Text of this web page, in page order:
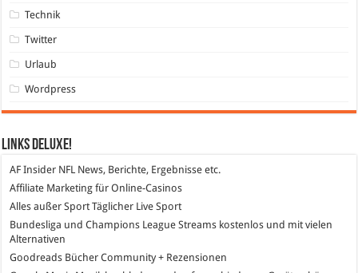
Technik
Twitter
Urlaub
Wordpress
Links DeLuXe!
AF Insider NFL News, Berichte, Ergebnisse etc.
Affiliate Marketing für Online-Casinos
Alles außer Sport Täglicher Live Sport
Bundesliga und Champions League Streams kostenlos und mit vielen
Alternativen
Goodreads Bücher Community + Rezensionen